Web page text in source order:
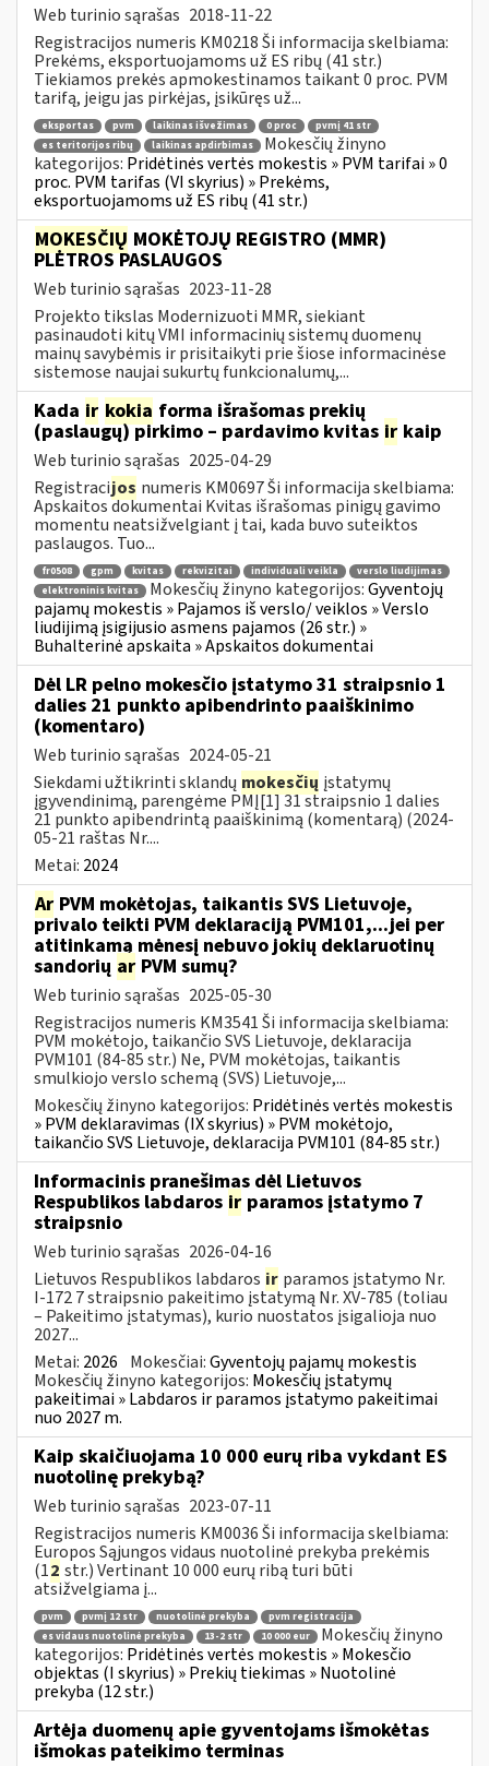
Web turinio sąrašas 2018-11-22
Registracijos numeris KM0218 Ši informacija skelbiama:
Prekėms, eksportuojamoms už ES ribų (41 str.)
Tiekiamos prekės apmokestinamos taikant 0 proc. PVM
tarifą, jeigu jas pirkėjas, įsikūręs už...
eksportas pvm laikinas išvežimas 0 proc
pvmį 41 str
es teritorijos ribų
laikinas apdirbimas
Mokesčių žinyno
kategorijos: Pridėtinės vertės mokestis » PVM tarifai » 0
proc. PVM tarifas (VI skyrius) » Prekėms,
eksportuojamoms už ES ribų (41 str.)
MOKESČIŲ MOKĖTOJŲ REGISTRO (MMR)
PLĖTROS PASLAUGOS
Web turinio sąrašas 2023-11-28
Projekto tikslas Modernizuoti MMR, siekiant
pasinaudoti kitų VMI informacinių sistemų duomenų
mainų savybėmis ir prisitaikyti prie šiose informacinėse
sistemose naujai sukurtų funkcionalumų,...
Kada ir kokia forma išrašomas prekių
(paslaugų) pirkimo – pardavimo kvitas ir kaip
Web turinio sąrašas 2025-04-29
Registracijos numeris KM0697 Ši informacija skelbiama:
Apskaitos dokumentai Kvitas išrašomas pinigų gavimo
momentu neatsižvelgiant į tai, kada buvo suteiktos
paslaugos. Tuo...
fr0508 gpm kvitas rekvizitai individuali veikla
verslo liudijimas
elektroninis kvitas
Mokesčių žinyno kategorijos:Gyventojų
pajamų mokestis » Pajamos iš verslo/ veiklos » Verslo
liudijimą įsigijusio asmens pajamos (26 str.) »
Buhalterinė apskaita » Apskaitos dokumentai
Dėl LR pelno mokesčio įstatymo 31 straipsnio 1
dalies 21 punkto apibendrinto paaiškinimo
(komentaro)
Web turinio sąrašas 2024-05-21
Siekdami užtikrinti sklandų mokesčių įstatymų
įgyvendinimą, parengėme PMĮ[1] 31 straipsnio 1 dalies
21 punkto apibendrintą paaiškinimą (komentarą) (2024-
05-21 raštas Nr....
Metai: 2024
Ar PVM mokėtojas, taikantis SVS Lietuvoje,
privalo teikti PVM deklaraciją PVM101,...jei per
atitinkamą mėnesį nebuvo jokių deklaruotinų
sandorių ar PVM sumų?
Web turinio sąrašas 2025-05-30
Registracijos numeris KM3541 Ši informacija skelbiama:
PVM mokėtojo, taikančio SVS Lietuvoje, deklaracija
PVM101 (84-85 str.) Ne, PVM mokėtojas, taikantis
smulkiojo verslo schemą (SVS) Lietuvoje,...
Mokesčių žinyno kategorijos: Pridėtinės vertės mokestis
» PVM deklaravimas (IX skyrius) » PVM mokėtojo,
taikančio SVS Lietuvoje, deklaracija PVM101 (84-85 str.)
Informacinis pranešimas dėl Lietuvos
Respublikos labdaros ir paramos įstatymo 7
straipsnio
Web turinio sąrašas 2026-04-16
Lietuvos Respublikos labdaros ir paramos įstatymo Nr.
I-172 7 straipsnio pakeitimo įstatymą Nr. XV-785 (toliau
– Pakeitimo įstatymas), kurio nuostatos įsigalioja nuo
2027...
Metai: 2026 Mokesčiai:Gyventojų pajamų mokestis
Mokesčių žinyno kategorijos: Mokesčių įstatymų
pakeitimai » Labdaros ir paramos įstatymo pakeitimai
nuo 2027 m.
Kaip skaičiuojama 10 000 eurų riba vykdant ES
nuotolinę prekybą?
Web turinio sąrašas 2023-07-11
Registracijos numeris KM0036 Ši informacija skelbiama:
Europos Sąjungos vidaus nuotolinė prekyba prekėmis
(12 str.) Vertinant 10 000 eurų ribą turi būti
atsižvelgiama į...
pvm pvmį 12 str nuotolinė prekyba
pvm registracija
es vidaus nuotolinė prekyba
13-2 str 10 000 eur
Mokesčių žinyno
kategorijos: Pridėtinės vertės mokestis » Mokesčio
objektas (I skyrius) » Prekių tiekimas » Nuotolinė
prekyba (12 str.)
Artėja duomenų apie gyventojams išmokėtas
išmokas pateikimo terminas